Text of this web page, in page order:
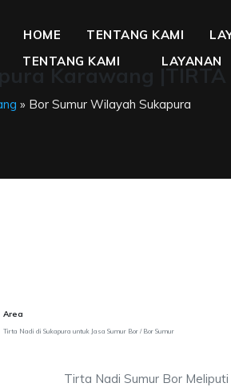
HOME TENTANG KAMI
» Bor Sumur Wilayah Sukapura
Area
Tirta Nadi di Sukapura untuk Jasa Sumur Bor / Bor Sumur
Tirta Nadi Sumur Bor
TENTANG KAMI LAYANAN